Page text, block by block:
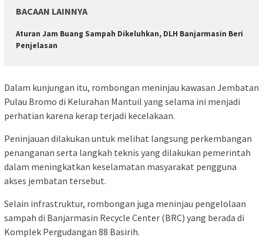
BACAAN LAINNYA
Aturan Jam Buang Sampah Dikeluhkan, DLH Banjarmasin Beri
Penjelasan
Dalam kunjungan itu, rombongan meninjau kawasan Jembatan
Pulau Bromo di Kelurahan Mantuil yang selama ini menjadi
perhatian karena kerap terjadi kecelakaan.
Peninjauan dilakukan untuk melihat langsung perkembangan
penanganan serta langkah teknis yang dilakukan pemerintah
dalam meningkatkan keselamatan masyarakat pengguna
akses jembatan tersebut.
Selain infrastruktur, rombongan juga meninjau pengelolaan
sampah di Banjarmasin Recycle Center (BRC) yang berada di
Komplek Pergudangan 88 Basirih.